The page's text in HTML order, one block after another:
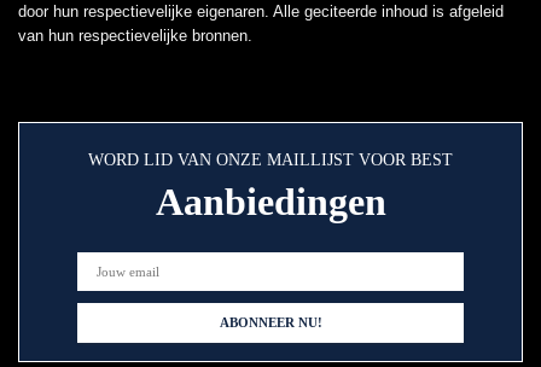
door hun respectievelijke eigenaren. Alle geciteerde inhoud is afgeleid
van hun respectievelijke bronnen.
WORD LID VAN ONZE MAILLIJST VOOR BEST
Aanbiedingen